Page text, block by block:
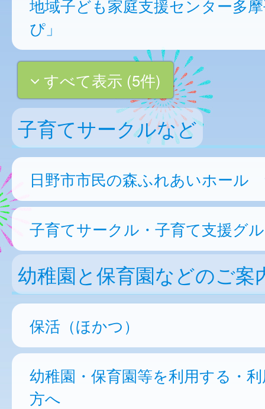
地域子ども家庭支援センター多
ぴ」
すべて表示 (5件)
子育てサークルなど
日野市市民の森ふれあいホール
子育てサークル・子育て支援グ
幼稚園と保育園などのご案
保活（ほかつ）
幼稚園・保育園等を利用する・
方へ